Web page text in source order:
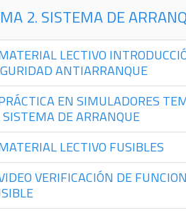
2. SISTEMA DE
LECTIVO
ANTIARRANQUE
EN SIMULADORES
DE ARRANQUE
LECTIVO FUSIBLES
VERIFICACIÓN DE